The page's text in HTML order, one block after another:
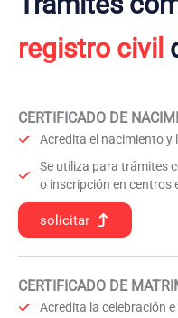
registro civil
CERTIFICADO DE
Acredita el nacimiento y
Se utiliza para trámites
o inscripción en centros
solicitar
CERTIFICADO DE
Acredita la celebración